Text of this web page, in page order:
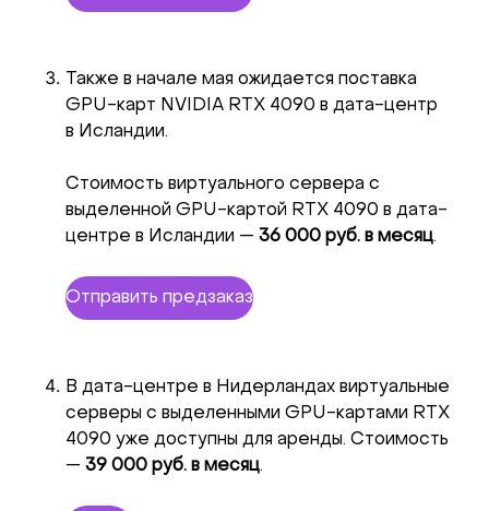
Также в начале мая ожидается поставка
GPU-карт NVIDIA RTX 4090 в дата-центр
в Исландии.
Стоимость виртуального сервера с
выделенной GPU-картой RTX 4090 в дата-
центре в Исландии — 36 000 руб. в месяц.
Отправить предзаказ
В дата-центре в Нидерландах виртуальные
серверы с выделенными GPU-картами RTX
4090 уже доступны для аренды. Стоимость
— 39 000 руб. в месяц.